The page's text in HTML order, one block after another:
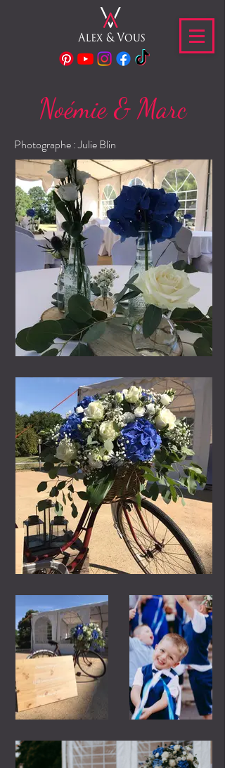
Noémie & Marc
Photographe : Julie Blin